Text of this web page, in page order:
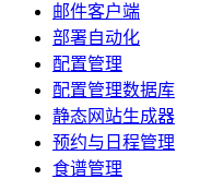
邮件客户端
部署自动化
配置管理
配置管理数据库
静态网站生成器
预约与日程管理
食谱管理